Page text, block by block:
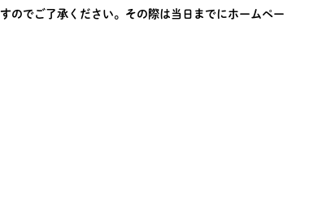
のでご了承ください。その際は当日までにホームペー